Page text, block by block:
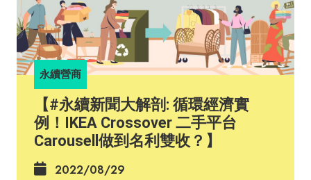
永續營商
【#永續新聞大解剖: 循環經濟實
例！IKEA Crossover 二手平台
Carousell做到名利雙收？】
2022/08/29